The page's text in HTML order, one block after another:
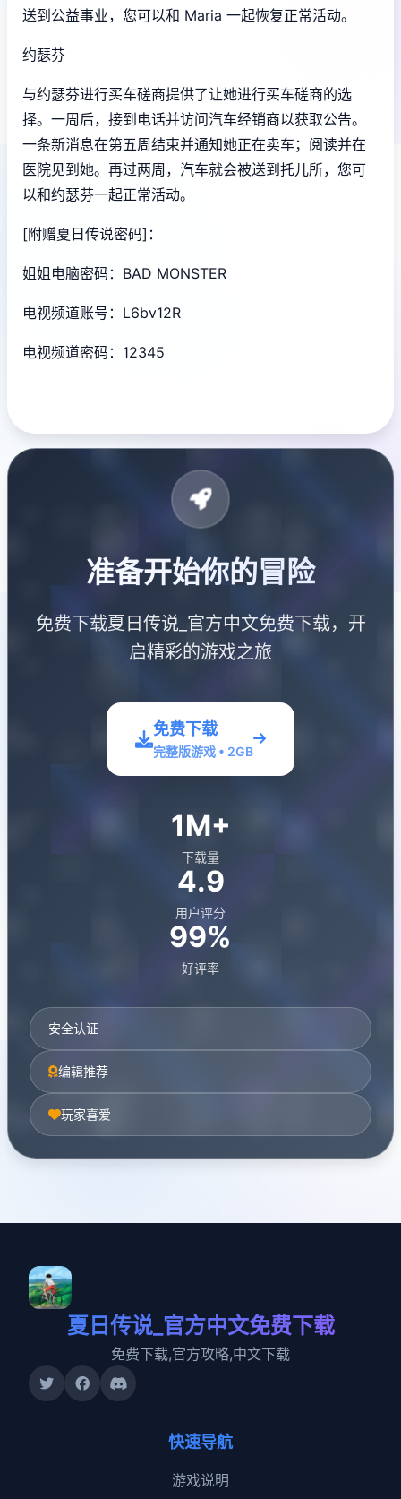
送到公益事业，您可以和 Maria 一起恢复正常活动。
约瑟芬
与约瑟芬进行买车磋商提供了让她进行买车磋商的选
择。一周后，接到电话并访问汽车经销商以获取公告。
一条新消息在第五周结束并通知她正在卖车；阅读并在
医院见到她。再过两周，汽车就会被送到托儿所，您可
以和约瑟芬一起正常活动。
[附赠夏日传说密码]：
姐姐电脑密码：BAD MONSTER
电视频道账号：L6bv12R
电视频道密码：12345
准备开始你的冒险
免费下载夏日传说_官方中文免费下载，开
启精彩的游戏之旅
免费下载
完整版游戏 • 2GB
1M+
下载量
4.9
用户评分
99%
好评率
安全认证
编辑推荐
玩家喜爱
夏日传说_官方中文免费下载
免费下载,官方攻略,中文下载
快速导航
游戏说明